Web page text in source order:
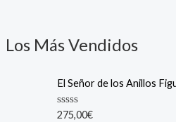
Los Más Vendidos
El Señor de los Anillos
R
275,00€